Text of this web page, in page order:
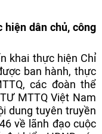
dân chủ, công
khai thực hiện Chỉ
ban hành, thực
các đoàn thể
MTTQ Việt Nam
dung tuyên truyền
về lãnh đạo cuộc